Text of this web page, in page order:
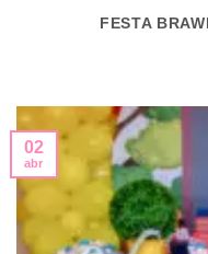
FESTA
02
abr